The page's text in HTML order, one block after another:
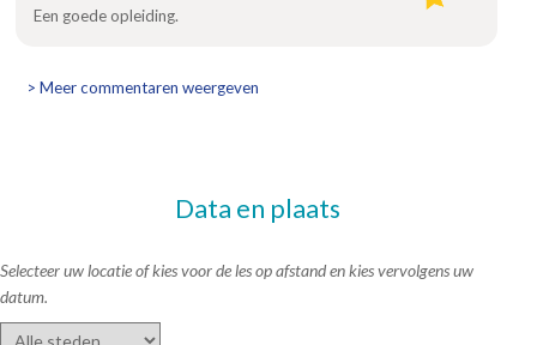
Een goede opleiding.
> Meer commentaren weergeven
Data en plaats
Selecteer uw locatie of kies voor de les op afstand en kies vervolgens uw
datum.